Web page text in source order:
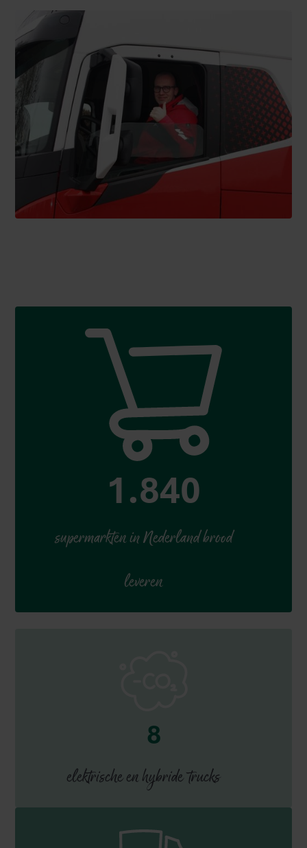
2.000
supermarkten in Nederland brood
leveren
10
elektrische en hybride trucks